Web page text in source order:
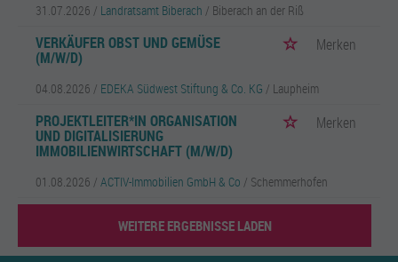
31.07.2026 / Landratsamt Biberach / Biberach an der Riß
VERKÄUFER OBST UND GEMÜSE
(M/W/D)
Merken
04.08.2026 / EDEKA Südwest Stiftung & Co. KG / Laupheim
PROJEKTLEITER*IN ORGANISATION
UND DIGITALISIERUNG
IMMOBILIENWIRTSCHAFT (M/W/D)
Merken
01.08.2026 / ACTIV-Immobilien GmbH & Co / Schemmerhofen
WEITERE ERGEBNISSE LADEN